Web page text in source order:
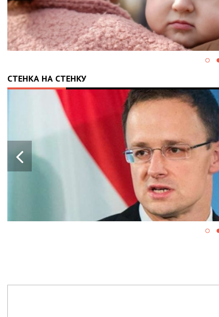
СТЕНКА НА СТЕНКУ
ПАКЕТ
ДЛЯ